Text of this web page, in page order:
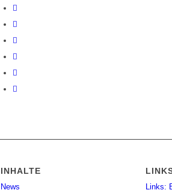
INHALTE
News
Links: